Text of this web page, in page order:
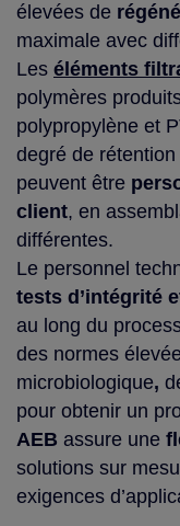
élevées de
maximale avec
Les éléments
polymères
polypropylène et
degré de
peuvent être
client, en
différentes.
Le personnel
tests d’intégrité
au long du
des normes
microbiologique,
pour obtenir un
AEB assure une
solutions sur
exigences